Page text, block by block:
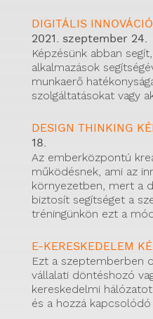
DIGITÁLIS
2021. szeptember 24.
Képzésünk abban
alkalmazások
munkaerő
szolgáltatásokat vagy
DESIGN THINKING
18.
Az emberközpontú
működésnek, ami az
környezetben, mert a
biztosít segítséget a
tréningünkön ezt a
E-KERESKEDELEM
Ezt a szeptemberben
vállalati döntéshozó
kereskedelmi
és a hozzá